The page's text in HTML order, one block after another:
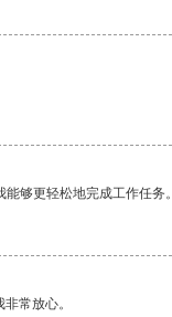
够更轻松地完成工作任务。
常放心。